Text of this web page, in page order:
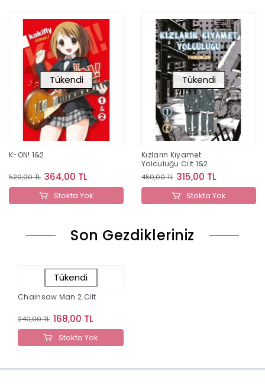
Tükendi
K-ON! 1&2
520,00 TL 364,00 TL
Stokta Yok
Tükendi
Kızların Kıyamet
Yolculuğu Cilt 1&2
450,00 TL 315,00 TL
Stokta Yok
Son Gezdikleriniz
Tükendi
Chainsaw Man 2.Cilt
240,00 TL 168,00 TL
Stokta Yok